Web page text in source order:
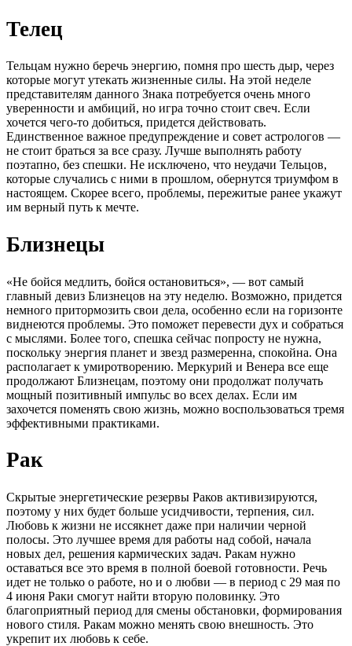
Телец
Тельцам нужно беречь энергию, помня про шесть дыр, через
которые могут утекать жизненные силы. На этой неделе
представителям данного Знака потребуется очень много
уверенности и амбиций, но игра точно стоит свеч. Если
хочется чего-то добиться, придется действовать.
Единственное важное предупреждение и совет астрологов —
не стоит браться за все сразу. Лучше выполнять работу
поэтапно, без спешки. Не исключено, что неудачи Тельцов,
которые случались с ними в прошлом, обернутся триумфом в
настоящем. Скорее всего, проблемы, пережитые ранее укажут
им верный путь к мечте.
Близнецы
«Не бойся медлить, бойся остановиться», — вот самый
главный девиз Близнецов на эту неделю. Возможно, придется
немного притормозить свои дела, особенно если на горизонте
виднеются проблемы. Это поможет перевести дух и собраться
с мыслями. Более того, спешка сейчас попросту не нужна,
поскольку энергия планет и звезд размеренна, спокойна. Она
располагает к умиротворению. Меркурий и Венера все еще
продолжают Близнецам, поэтому они продолжат получать
мощный позитивный импульс во всех делах. Если им
захочется поменять свою жизнь, можно воспользоваться тремя
эффективными практиками.
Рак
Скрытые энергетические резервы Раков активизируются,
поэтому у них будет больше усидчивости, терпения, сил.
Любовь к жизни не иссякнет даже при наличии черной
полосы. Это лучшее время для работы над собой, начала
новых дел, решения кармических задач. Ракам нужно
оставаться все это время в полной боевой готовности. Речь
идет не только о работе, но и о любви — в период с 29 мая по
4 июня Раки смогут найти вторую половинку. Это
благоприятный период для смены обстановки, формирования
нового стиля. Ракам можно менять свою внешность. Это
укрепит их любовь к себе.